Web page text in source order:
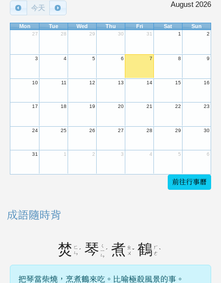
今天 August 2026
Mon Tue Wed Thu Fri Sat Sun
27 28 29 30 31 1 2
3 4 5 6 7 8 9
10 11 12 13 14 15 16
17 18 19 20 21 22 23
24 25 26 27 28 29 30
31 1 2 3 4 5 6
前往行事曆
成語隨時背
焚 ㄈ
ㄣ ˊ 琴 ㄑ
ㄧ
ㄣ
ˊ 煮 ㄓ
ㄨ ˇ 鶴 ㄏ
ㄜ ˋ
把琴當柴燒，烹煮鶴來吃。比喻極殺風景的事。